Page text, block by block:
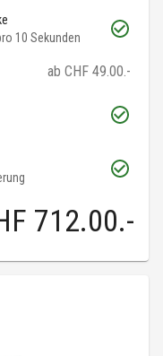
10 Sekunden
ab CHF 49.00.-
712.00.-